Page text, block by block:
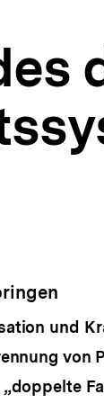
und
von